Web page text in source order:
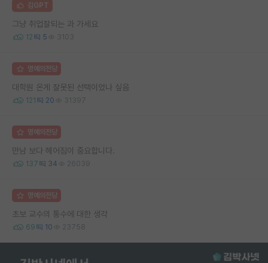
김GPT
그냥 취업잘되는 과 가세요
12 5 3103
명예의전당
대학원 온게 잘못된 선택이었나 싶음
121 20 31397
명예의전당
만남 보다 헤어짐이 중요합니다.
137 34 26039
명예의전당
초보 교수의 통수에 대한 생각
69 10 23758